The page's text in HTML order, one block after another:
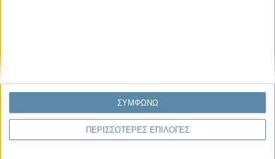
ΠΕΡΙΣΣΟΤΕΡΕΣ ΕΠΙΛΟΓΕΣ
ΣΥΜΦΩΝΩ
Να αφήνεις τους ανθρώπους να είναι (letting